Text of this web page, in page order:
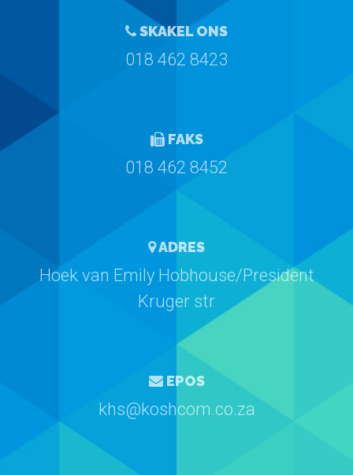
SKAKEL ONS
018 462 8423
FAKS
018 462 8452
ADRES
Hoek van Emily Hobhouse/President
Kruger str
EPOS
khs@koshcom.co.za